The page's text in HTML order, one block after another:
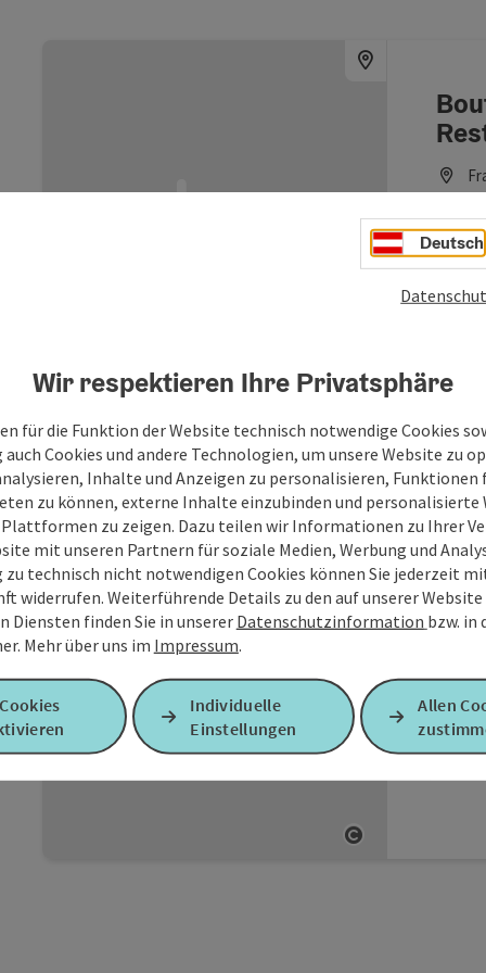
einen
eine
Sie
für
die
Sie
Direkt
ruhig
ideale
Deutsch
Wir respektieren Ihre Privatsphäre
für die Funktion der Website technisch notwendige Cookies
Cookies und andere Technologien, um unsere Website zu
Inhalte und Anzeigen zu personalisieren, Funktionen
zu können, externe Inhalte einzubinden und personalisierte
zu zeigen. Dazu teilen wir Informationen zu Ihrer
mit unseren Partnern für soziale Medien, Werbung und
technisch nicht notwendigen Cookies können Sie jederzeit
widerrufen. Weiterführende Details zu den auf unserer Website
Diensten finden Sie in unsererDatenschutzinformation bzw. in
Mehr über uns im Impressum.
Individuelle
Einstellungen
Allen